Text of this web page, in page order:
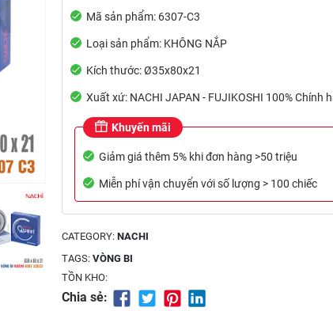
Mã sản phẩm: 6307-C3
Loại sản phẩm: KHÔNG NẮP
Kích thước: Ø35x80x21
Xuất xứ: NACHI JAPAN - FUJIKOSHI 100% Chính
Khuyến mãi
Giảm giá thêm 5% khi đơn hàng >50 triệu
Miễn phí vận chuyển với số lượng > 100 chiếc
CATEGORY: NACHI
TAGS: VÒNG BI
TỒN KHO:
Chia sẻ: